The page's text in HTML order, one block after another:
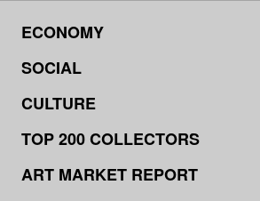
ECONOMY
SOCIAL
CULTURE
TOP 200 COLLECTORS
ART MARKET REPORT